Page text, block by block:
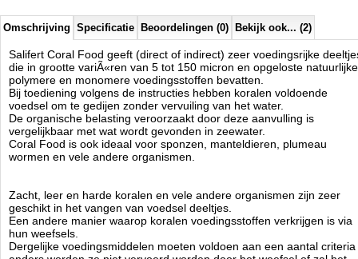
inclusief), koolhydraten, eiwitten, vitaminen en mineralen.
Salifert
Manufactured by:Salifert
Model:SA-3062
Product ID:8714079140124
4.2175 18.95 18.95 Available from:Aquariumonderdelen.nl 2026-08-14
OrderNew
Omschrijving Specificatie Beoordelingen (0) Bekijk ook... (2)
Salifert Coral Food geeft (direct of indirect) zeer voedingsrijke
die in grootte variÃ«ren van 5 tot 150 micron en opgeloste natuurlijke
polymere en monomere voedingsstoffen bevatten.
Bij toediening volgens de instructies hebben koralen voldoende
voedsel om te gedijen zonder vervuiling van het water.
De organische belasting veroorzaakt door deze aanvulling is
vergelijkbaar met wat wordt gevonden in zeewater.
Coral Food is ook ideaal voor sponzen, manteldieren, plumeau
wormen en vele andere organismen.
Zacht, leer en harde koralen en vele andere organismen zijn zeer
geschikt in het vangen van voedsel deeltjes.
Een andere manier waarop koralen voedingsstoffen verkrijgen is via
hun weefsels.
Dergelijke voedingsmiddelen moeten voldoen aan een aantal criteria